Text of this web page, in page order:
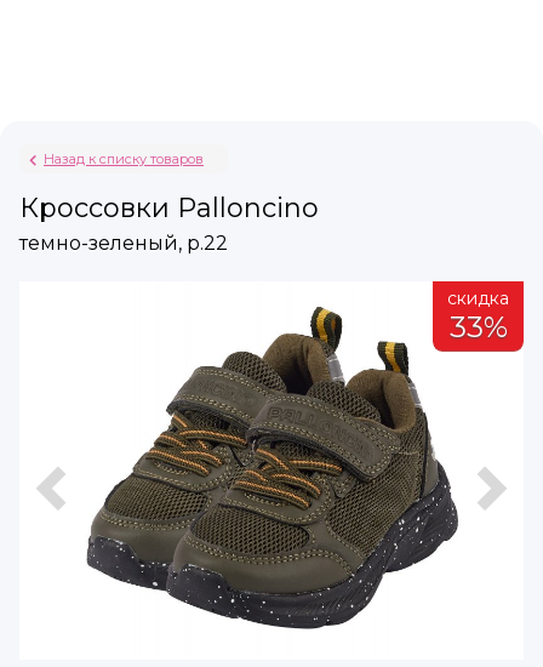
Назад к списку товаров
Кроссовки Palloncino
темно-зеленый, р.22
скидка
33%